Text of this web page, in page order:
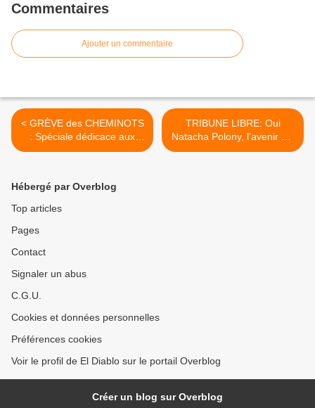
Commentaires
Ajouter un commentaire
< GRÈVE des CHEMINOTS
: Spéciale dédicace aux
gilets rouges de la SNCF
TRIBUNE LIBRE: Oui
Natacha Polony, l’avenir est
au gaullisme social >
Hébergé par Overblog
Top articles
Pages
Contact
Signaler un abus
C.G.U.
Cookies et données personnelles
Préférences cookies
Voir le profil de El Diablo sur le portail Overblog
Créer un blog sur Overblog